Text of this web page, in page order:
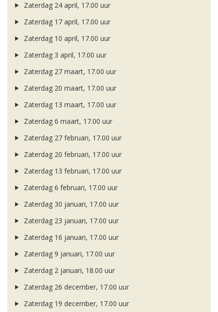
Zaterdag 24 april, 17.00 uur
Zaterdag 17 april, 17.00 uur
Zaterdag 10 april, 17.00 uur
Zaterdag 3 april, 17.00 uur
Zaterdag 27 maart, 17.00 uur
Zaterdag 20 maart, 17.00 uur
Zaterdag 13 maart, 17.00 uur
Zaterdag 6 maart, 17.00 uur
Zaterdag 27 februari, 17.00 uur
Zaterdag 20 februari, 17.00 uur
Zaterdag 13 februari, 17.00 uur
Zaterdag 6 februari, 17.00 uur
Zaterdag 30 januari, 17.00 uur
Zaterdag 23 januari, 17.00 uur
Zaterdag 16 januari, 17.00 uur
Zaterdag 9 januari, 17.00 uur
Zaterdag 2 januari, 18.00 uur
Zaterdag 26 december, 17.00 uur
Zaterdag 19 december, 17.00 uur